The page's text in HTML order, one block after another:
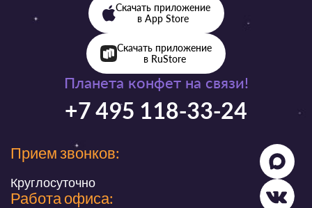
Планета конфет на связи!
+7 495 118-33-24
Прием звонков:
Круглосуточно
Работа офиса:
Скачать приложение
в App Store
Скачать приложение
в RuStore